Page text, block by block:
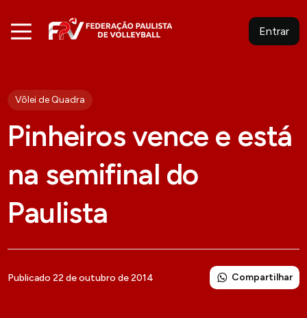
Entrar
Vôlei de Quadra
Pinheiros vence e está
na semifinal do
Paulista
Publicado 22 de outubro de 2014 Compartilhar